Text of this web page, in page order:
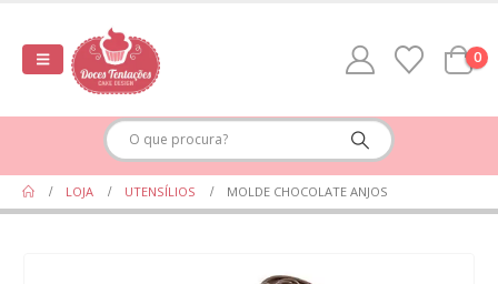
0
LOJA UTENSÍLIOS MOLDE CHOCOLATE ANJOS